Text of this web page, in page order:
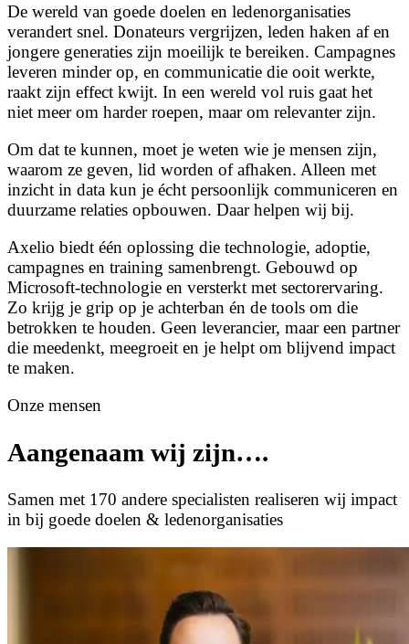
De wereld van goede doelen en ledenorganisaties
verandert snel. Donateurs vergrijzen, leden haken af en
jongere generaties zijn moeilijk te bereiken. Campagnes
leveren minder op, en communicatie die ooit werkte,
raakt zijn effect kwijt. In een wereld vol ruis gaat het
niet meer om harder roepen, maar om relevanter zijn.
Om dat te kunnen, moet je weten wie je mensen zijn,
waarom ze geven, lid worden of afhaken. Alleen met
inzicht in data kun je écht persoonlijk communiceren en
duurzame relaties opbouwen. Daar helpen wij bij.
Axelio biedt één oplossing die technologie, adoptie,
campagnes en training samenbrengt. Gebouwd op
Microsoft-technologie en versterkt met sectorervaring.
Zo krijg je grip op je achterban én de tools om die
betrokken te houden. Geen leverancier, maar een partner
die meedenkt, meegroeit en je helpt om blijvend impact
te maken.
Onze mensen
Aangenaam wij zijn….
Samen met 170 andere specialisten realiseren wij impact
in bij goede doelen & ledenorganisaties